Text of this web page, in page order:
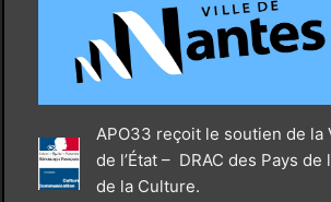
APO33 reçoit le soutien de la
de l’État – DRAC des Pays
de la Culture.